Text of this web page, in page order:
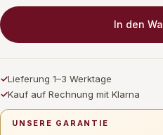
In den
✓Lieferung 1–3 Werktage
✓Kauf auf Rechnung mit Klarna
UNSERE GARANTIE